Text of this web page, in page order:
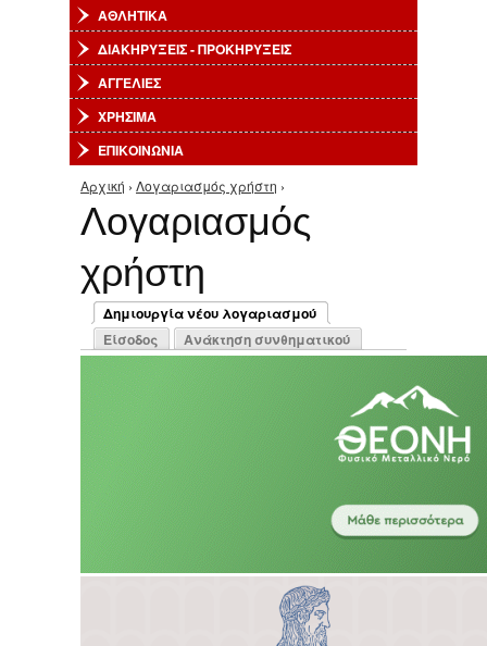
ΑΘΛΗΤΙΚΑ
ΔΙΑΚΗΡΥΞΕΙΣ - ΠΡΟΚΗΡΥΞΕΙΣ
ΑΓΓΕΛΙΕΣ
ΧΡΗΣΙΜΑ
ΕΠΙΚΟΙΝΩΝΙΑ
Είστε εδώ
Αρχική › Λογαριασμός χρήστη ›
Λογαριασμός
χρήστη
Πρωτεύουσες καρτέλες
Δημιουργία νέου λογαριασμού
(ενεργή καρτέλα)
Είσοδος Ανάκτηση συνθηματικού